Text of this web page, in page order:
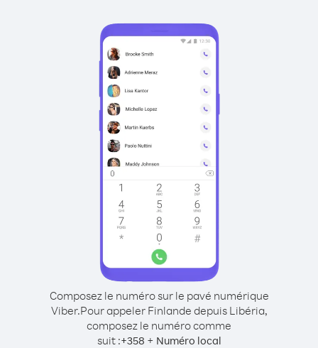
Composez le numéro sur le pavé numérique
Viber.Pour appeler Finlande depuis Libéria,
composez le numéro comme
suit :+358 + Numéro local